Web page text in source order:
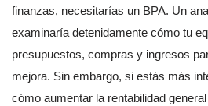
finanzas, necesitarías un BPA. Un
examinaría detenidamente cómo tu
presupuestos, compras y ingresos
mejora. Sin embargo, si estás más
cómo aumentar la rentabilidad